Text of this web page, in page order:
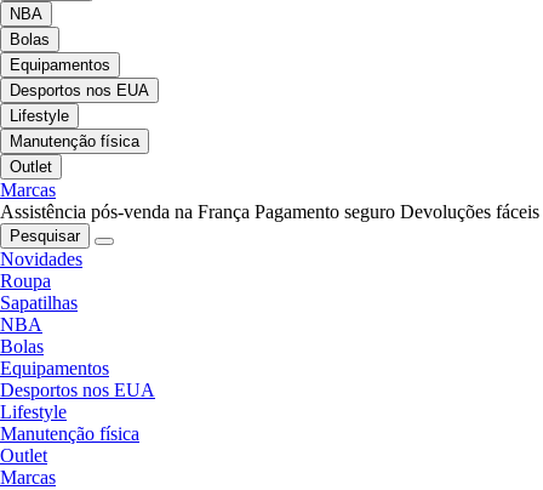
NBA
Bolas
Equipamentos
Desportos nos EUA
Lifestyle
Manutenção física
Outlet
Marcas
Assistência pós-venda na França Pagamento seguro Devoluções fáceis
Pesquisar
Novidades
Roupa
Sapatilhas
NBA
Bolas
Equipamentos
Desportos nos EUA
Lifestyle
Manutenção física
Outlet
Marcas